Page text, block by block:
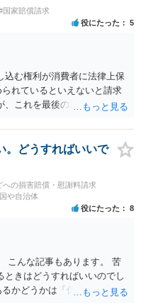
り前に、その効力が無効と
書は効力を発生する事な
通常記載されている内容
記載されており、卒業式時
間違いないので、卒業証書
論するものではないでしょ
学中に何らかの問題を起こし
国家賠償請求
役にたった 5
込む権利が消費者に法律上保
れているといえないと請求
、これを最後の返信としま
。どうすればいいで
への損害賠償・慰謝料請求
や自治体
役にたった 8
こんな記事もあります。 苦
きはどうすればいいのでし
かどうかは「保育所保育指